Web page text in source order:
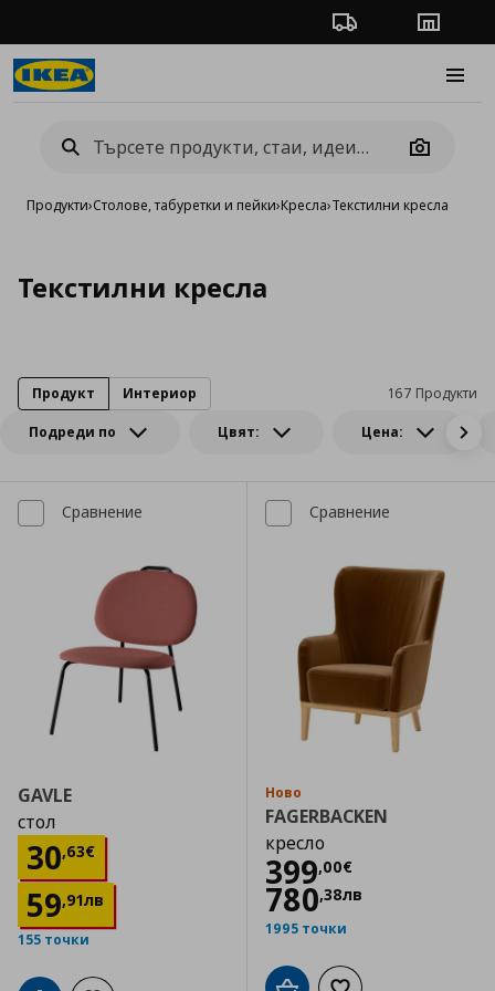
Проследяване на
Camera
Продукти›Столове, табуретки и пейки›Кресла›Текстилни кресла
Текстилни кресла
Подреди по Цвят: Цена:
167 Продукти
Продукт Интериор
Сравнение
GAVLE
стол
30,63€
Цена
59,91лв
155 точки
Сравнение
Ново
FAGERBACKEN
кресло
399,00€
Цена
780,38лв
1995 точки